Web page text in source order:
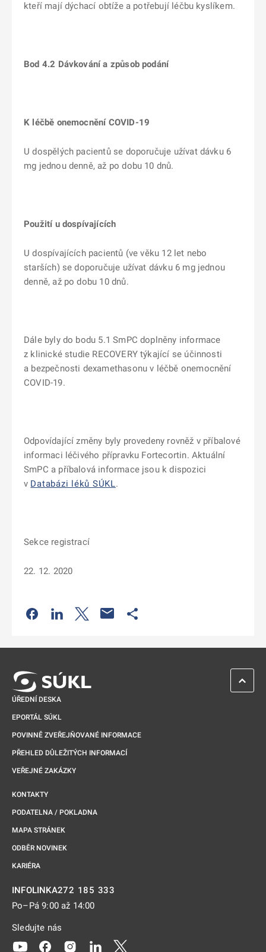
kteří mají dýchací obtíže a potřebují léčbu kyslíkem.
Bod 4.2 Dávkování a způsob podání
K léčbě onemocnění COVID-19
U dospělých pacientů se doporučuje užívat dávku 6
mg jednou denně, až po dobu 10 dnů.
Použití u dospívajících
U dospívajících pacientů (ve věku 12 let nebo
starších) se doporučuje užívat dávku 6 mg jednou
denně, až po dobu 10 dnů.
Dále byly do bodu 5.1 SmPC doplněny informace
z klinické studie RECOVERY týkající se účinnosti
a bezpečnosti dexamethasonu v léčbě onemocnění
COVID-19.
Odpovídající změny byly provedeny rovněž v příbalové
informaci léčivého přípravku Fortecortin. Aktuální
SmPC a příbalová informace jsou k dispozici
v Databázi léků SÚKL.
Sekce registrací
22. 12. 2020
Odkaz se otevře na nové kartě
Odkaz se otevře na nové kartě
Odkaz se otevře na nové kartě
ÚŘEDNÍ DESKA
EPORTÁL SÚKL
POVINNĚ ZVEŘEJŇOVANÉ INFORMACE
PŘEHLED DŮLEŽITÝCH INFORMACÍ
VEŘEJNÉ ZAKÁZKY
KONTAKTY
PODATELNA / POKLADNA
MAPA STRÁNEK
ODBĚR NOVINEK
KARIÉRA
INFOLINKA272 185 333
Po–Pá 9:00 až 14:00
Sledujte nás
Odkaz se otevře na nové kartě
Odkaz se otevře na nové kartě
Odkaz se otevře na nové kartě
Odkaz se otevře na nové kartě
ZPĚT